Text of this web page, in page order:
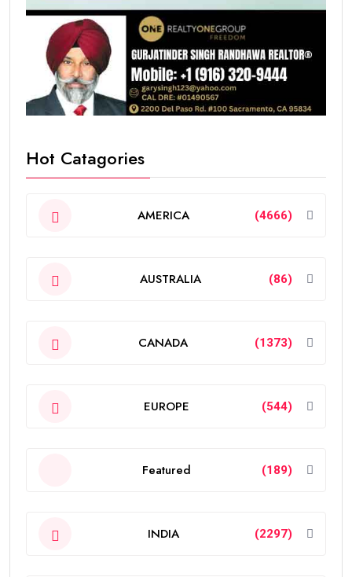
Hot Catagories
AMERICA (4666)
AUSTRALIA (86)
CANADA (1373)
EUROPE (544)
Featured (189)
INDIA (2297)